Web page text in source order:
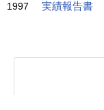
1997 実績報告書